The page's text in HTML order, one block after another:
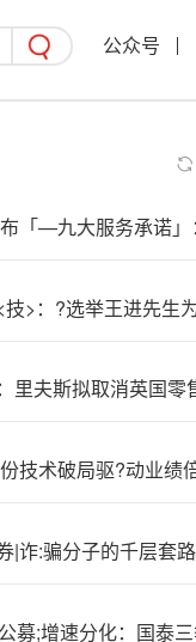
公众号